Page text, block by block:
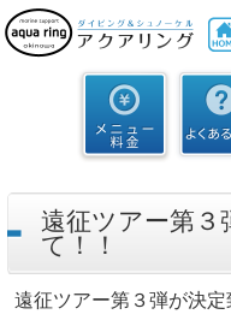
遠征ツアー第３
て！！
遠征ツアー第３弾が決定